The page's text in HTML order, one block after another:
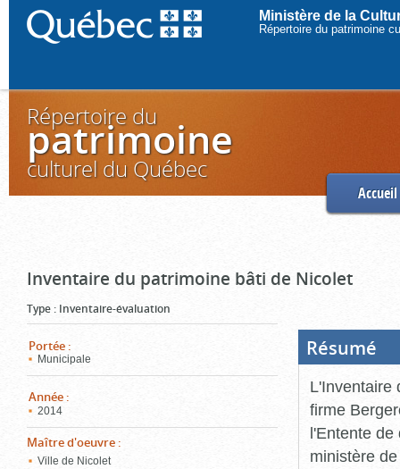
Ministère de la
Répertoire du patrimoine
Répertoire du
patrimoine
culturel du Québec
Accueil
Inventaire du patrimoine bâti de Nicolet
Type : Inventaire-évaluation
Portée :
Municipale
Année :
2014
Maître d'oeuvre :
Ville de Nicolet
Résumé
L'Inventaire
firme
l'Entente de
ministère